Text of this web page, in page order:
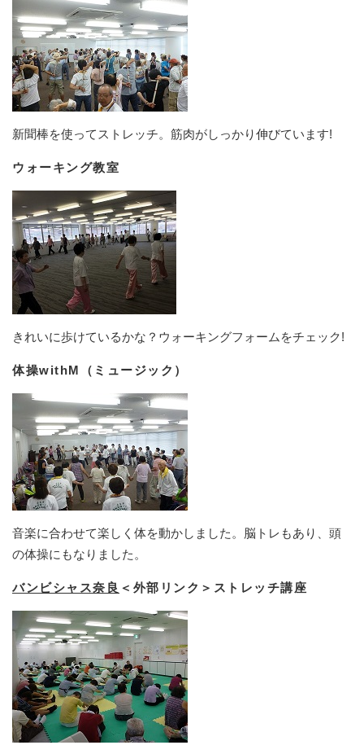
新聞棒を使ってストレッチ。筋肉がしっかり伸びています!
ウォーキング教室
きれいに歩けているかな？ウォーキングフォームをチェック!
体操withM（ミュージック）
音楽に合わせて楽しく体を動かしました。脳トレもあり、頭
の体操にもなりました。
バンビシャス奈良 ＜外部リンク＞ ストレッチ講座